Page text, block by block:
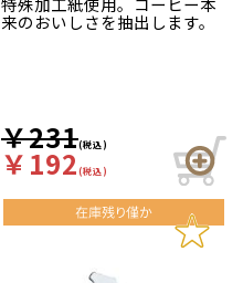
来のおいしさを抽出します。
￥231(税込)
￥192(税込)